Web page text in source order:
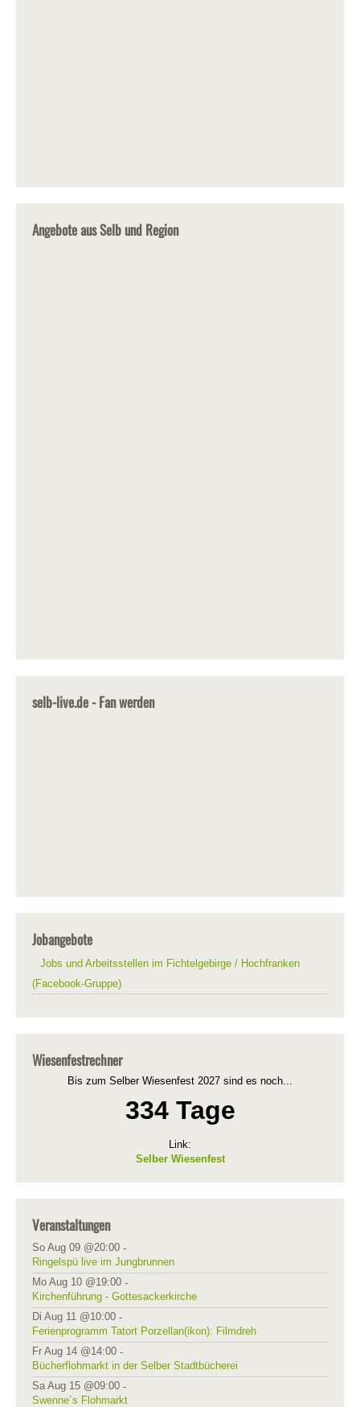
Angebote aus Selb und Region
selb-live.de - Fan werden
Jobangebote
Jobs und Arbeitsstellen im Fichtelgebirge / Hochfranken
(Facebook-Gruppe)
Wiesenfestrechner
Bis zum Selber Wiesenfest 2027 sind es noch...
334 Tage
Link:
Selber Wiesenfest
Veranstaltungen
So Aug 09 @20:00 -
Ringelspü live im Jungbrunnen
Mo Aug 10 @19:00 -
Kirchenführung - Gottesackerkirche
Di Aug 11 @10:00 -
Ferienprogramm Tatort Porzellan(ikon): Filmdreh
Fr Aug 14 @14:00 -
Bücherflohmarkt in der Selber Stadtbücherei
Sa Aug 15 @09:00 -
Swenne´s Flohmarkt